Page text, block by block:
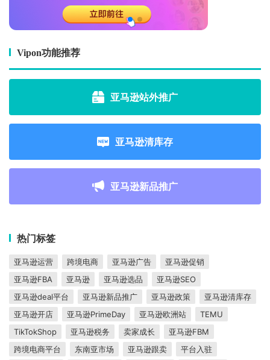
Vipon功能推荐
亚马逊站外推广
亚马逊清库存
亚马逊新品推广
热门标签
亚马逊运营 跨境电商 亚马逊广告
亚马逊促销
亚马逊FBA
亚马逊 亚马逊选品
亚马逊SEO
亚马逊deal平台
亚马逊新品推广 亚马逊政策
亚马逊清库存
亚马逊开店
亚马逊PrimeDay 亚马逊欧洲站
TEMU
TikTokShop
亚马逊税务 卖家成长
亚马逊FBM
跨境电商平台
东南亚市场 亚马逊跟卖
平台入驻